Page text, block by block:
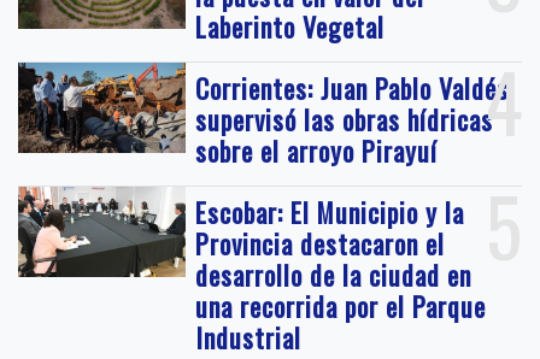
Laberinto Vegetal
4
Corrientes: Juan Pablo Valdés
supervisó las obras hídricas
sobre el arroyo Pirayuí
5
Escobar: El Municipio y la
Provincia destacaron el
desarrollo de la ciudad en
una recorrida por el Parque
Industrial